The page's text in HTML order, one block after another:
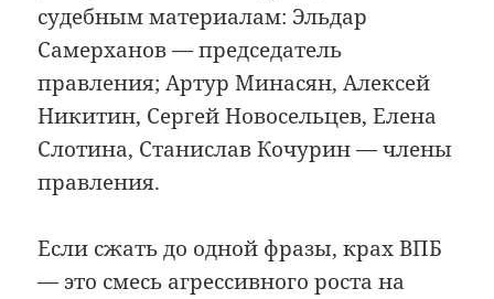
судебным материалам: Эльдар
Самерханов — председатель
правления; Артур Минасян, Алексей
Никитин, Сергей Новосельцев, Елена
Слотина, Станислав Кочурин — члены
правления.
Если сжать до одной фразы, крах ВПБ
— это смесь агрессивного роста на